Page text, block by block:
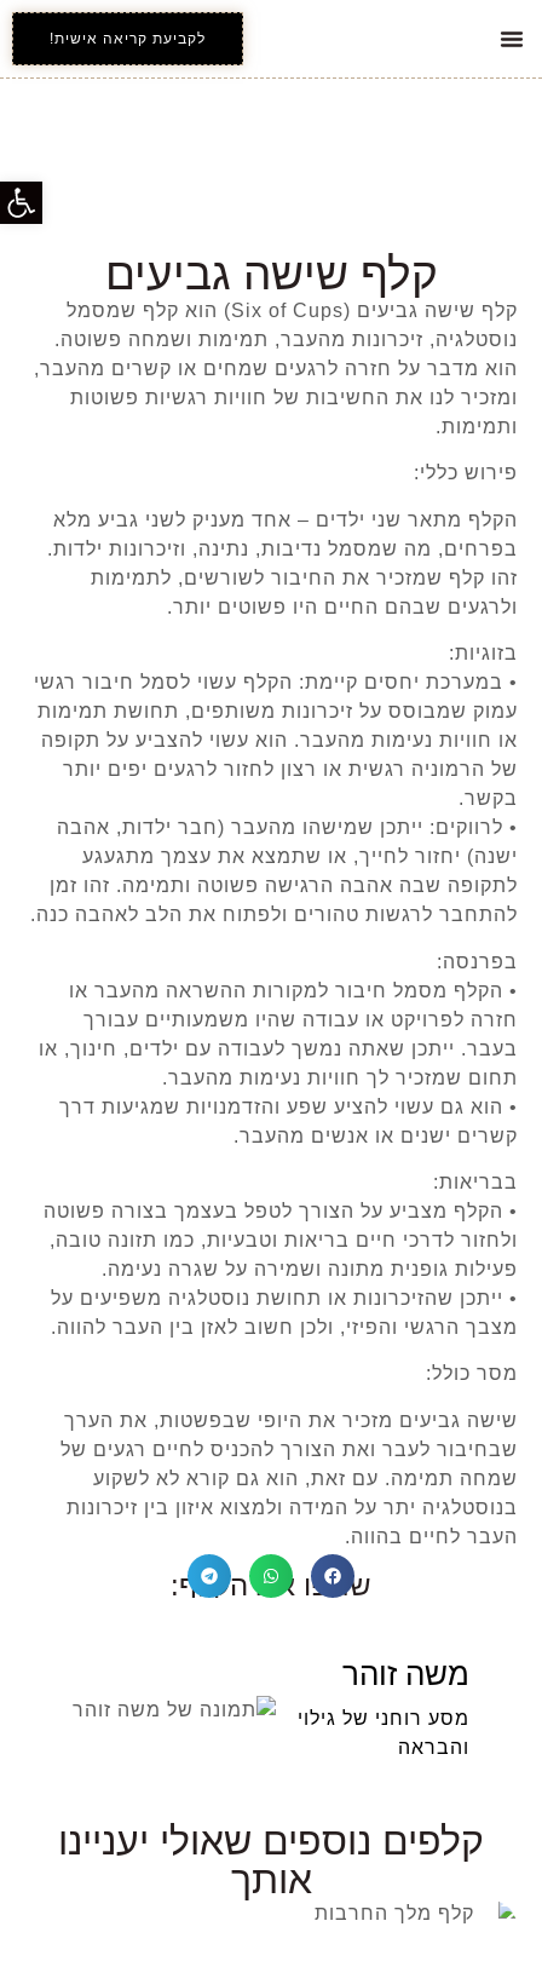
פתח
לקביעת קריאה אישית!
קלף שישה גביעים
קלף שישה גביעים (Six of Cups) הוא קלף שמסמל
נוסטלגיה, זיכרונות מהעבר, תמימות ושמחה פשוטה.
הוא מדבר על חזרה לרגעים שמחים או קשרים מהעבר,
ומזכיר לנו את החשיבות של חוויות רגשיות פשוטות
ותמימות.
פירוש כללי:
הקלף מתאר שני ילדים – אחד מעניק לשני גביע מלא
בפרחים, מה שמסמל נדיבות, נתינה, וזיכרונות ילדות.
זהו קלף שמזכיר את החיבור לשורשים, לתמימות
ולרגעים שבהם החיים היו פשוטים יותר.
בזוגיות:
• במערכת יחסים קיימת: הקלף עשוי לסמל חיבור רגשי
עמוק שמבוסס על זיכרונות משותפים, תחושת תמימות
או חוויות נעימות מהעבר. הוא עשוי להצביע על תקופה
של הרמוניה רגשית או רצון לחזור לרגעים יפים יותר
בקשר.
• לרווקים: ייתכן שמישהו מהעבר (חבר ילדות, אהבה
ישנה) יחזור לחייך, או שתמצא את עצמך מתגעגע
לתקופה שבה אהבה הרגישה פשוטה ותמימה. זהו זמן
להתחבר לרגשות טהורים ולפתוח את הלב לאהבה כנה.
בפרנסה:
• הקלף מסמל חיבור למקורות ההשראה מהעבר או
חזרה לפרויקט או עבודה שהיו משמעותיים עבורך
בעבר. ייתכן שאתה נמשך לעבודה עם ילדים, חינוך, או
תחום שמזכיר לך חוויות נעימות מהעבר.
• הוא גם עשוי להציע שפע והזדמנויות שמגיעות דרך
קשרים ישנים או אנשים מהעבר.
בבריאות:
• הקלף מצביע על הצורך לטפל בעצמך בצורה פשוטה
ולחזור לדרכי חיים בריאות וטבעיות, כמו תזונה טובה,
פעילות גופנית מתונה ושמירה על שגרה נעימה.
• ייתכן שהזיכרונות או תחושת נוסטלגיה משפיעים על
מצבך הרגשי והפיזי, ולכן חשוב לאזן בין העבר להווה.
מסר כולל:
שישה גביעים מזכיר את היופי שבפשטות, את הערך
שבחיבור לעבר ואת הצורך להכניס לחיים רגעים של
שמחה תמימה. עם זאת, הוא גם קורא לא לשקוע
בנוסטלגיה יתר על המידה ולמצוא איזון בין זיכרונות
העבר לחיים בהווה.
שתפו את הקלף:
משה זוהר
מסע רוחני של גילוי
והבראה
קלפים נוספים שאולי יעניינו
אותך